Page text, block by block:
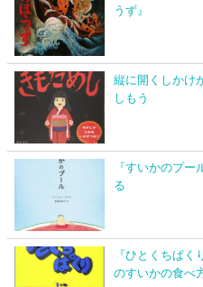
うず』
縦に開くしかけ
しもう
『すいかのプー
る
『ひとくちぱく
のすいかの食べ